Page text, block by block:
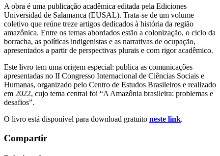
A obra é uma publicação acadêmica editada pela Ediciones
Universidad de Salamanca (EUSAL). Trata-se de um volume
coletivo que reúne treze artigos dedicados à história da região
amazônica. Entre os temas abordados estão a colonização, o ciclo da
borracha, as políticas indigenistas e as narrativas de ocupação,
apresentados a partir de perspectivas plurais e com rigor acadêmico.
Este livro tem uma origem especial: publica as comunicações
apresentadas no II Congresso Internacional de Ciências Sociais e
Humanas, organizado pelo Centro de Estudos Brasileiros e realizado
em 2022, cujo tema central foi “A Amazônia brasileira: problemas e
desafios”.
O livro está disponível para download gratuito neste link.
Compartir